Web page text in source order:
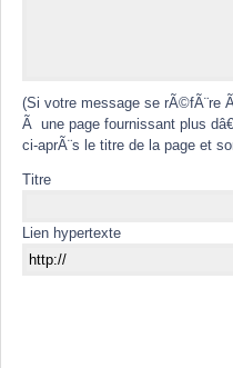
(Si votre message se rÃ©fÃ¨re
Ã une page fournissant plus
ci-aprÃ¨s le titre de la page et
Titre
Lien hypertexte